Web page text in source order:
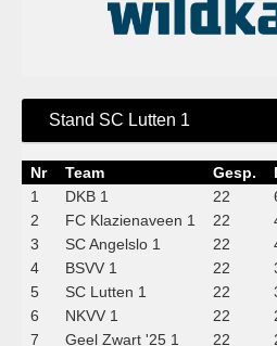
Stand SC Lutten 1
Nr Team Gesp.
1
DKB 1 22
2
FC Klazienaveen 1 22
3
SC Angelslo 1 22
4
BSVV 1 22
5
SC Lutten 1 22
6
NKVV 1 22
7
Geel Zwart '25 1 22